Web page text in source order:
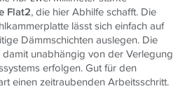
Flat2, die hier Abhilfe schafft. Die
lässt sich einfach auf
Dämmschichten auslegen. Die
unabhängig von der Verlegung
erfolgen. Gut für den
einen zeitraubenden Arbeitsschritt.